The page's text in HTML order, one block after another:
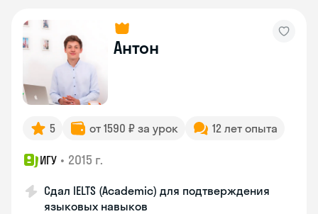
Антон
5 от 1590 ₽ за урок 12 лет опыта
ИГУ • 2015 г.
Сдал IELTS (Academic) для подтверждения
языковых навыков